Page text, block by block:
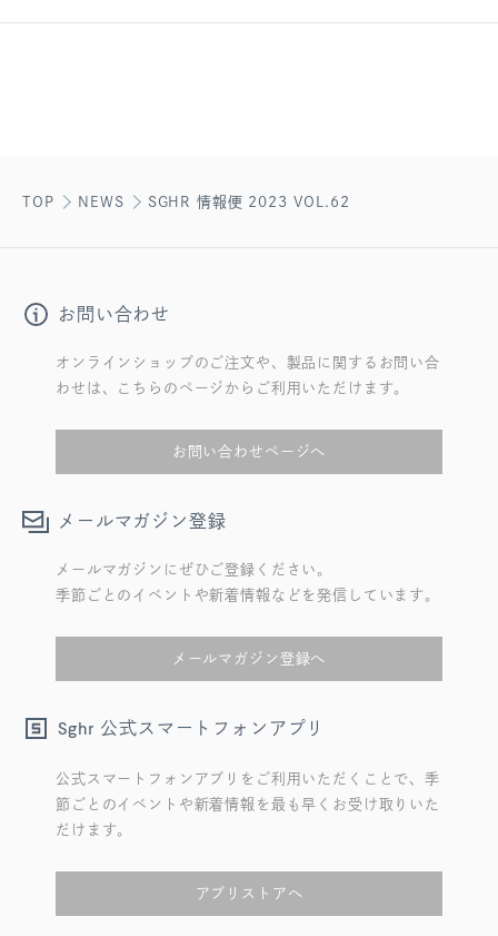
TOP NEWS SGHR 情報便 2023 VOL.62
お問い合わせ
オンラインショップのご注文や、製品に関するお問い合
わせは、こちらのページからご利用いただけます。
お問い合わせページへ
メールマガジン登録
メールマガジンにぜひご登録ください。
季節ごとのイベントや新着情報などを発信しています。
メールマガジン登録へ
Sghr 公式スマートフォンアプリ
公式スマートフォンアプリをご利用いただくことで、季
節ごとのイベントや新着情報を最も早くお受け取りいた
だけます。
アプリストアへ